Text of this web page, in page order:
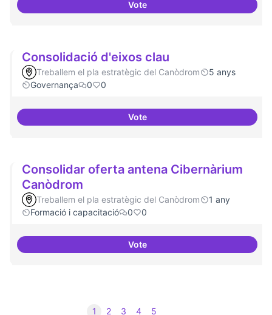
VoteConnectar repositori de
Consolidació d'eixos clau
Treballem el pla estratègic del Canòdrom
5 anys
Governança
0 0
VoteConsolidació d'eixos clau
Consolidar oferta antena Cibernàrium
Canòdrom
Treballem el pla estratègic del Canòdrom
1 any
Formació i capacitació
0 0
VoteConsolidar oferta antena
1 2 3 4 5